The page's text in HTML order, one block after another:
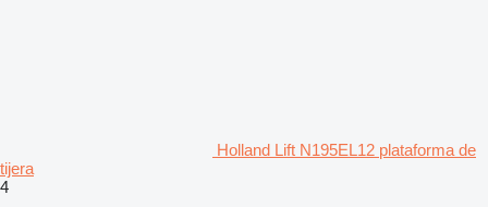
Holland Lift N195EL12 plataforma de
tijera
4